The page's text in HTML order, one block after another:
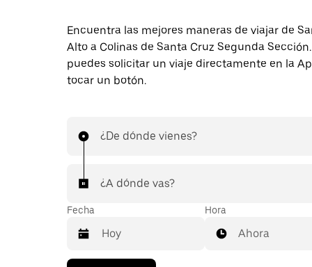
Encuentra las mejores maneras de viajar de
Alto a Colinas de Santa Cruz Segunda
puedes solicitar un viaje directamente en la
tocar un botón.
¿De dónde vienes?
¿A dónde vas?
Fecha Hora
Ahora